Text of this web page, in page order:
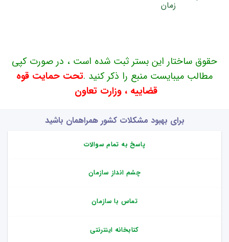
حقوق ساختار این بستر ثبت شده است ، در صورت کپی
مطالب میبایست منبع را ذکر کنید .تحت حمایت قوه
قضاییه ، وزارت تعاون
برای بهبود مشکلات کشور همراهمان باشید
پاسخ به تمام سوالات
چشم انداز سازمان
تماس با سازمان
کتابخانه اینترنتی